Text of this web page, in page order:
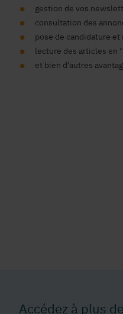
gestion de vos
consultation des
pose de candidature
lecture des articles en
et bien d'autres
Accédez à plus de